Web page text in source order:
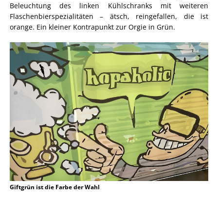
Beleuchtung des linken Kühlschranks mit weiteren
Flaschenbierspezialitäten – ätsch, reingefallen, die ist
orange. Ein kleiner Kontrapunkt zur Orgie in Grün.
Giftgrün ist die Farbe der Wahl